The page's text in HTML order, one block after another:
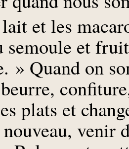
et les
semoule et
» Quand on
plats et
nouveau, venir